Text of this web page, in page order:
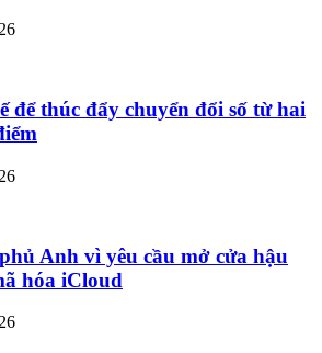
để thúc đẩy chuyển đổi số từ hai
Anh vì yêu cầu mở cửa hậu
hóa iCloud